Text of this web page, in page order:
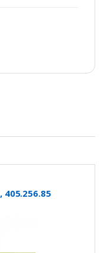
405.256.85